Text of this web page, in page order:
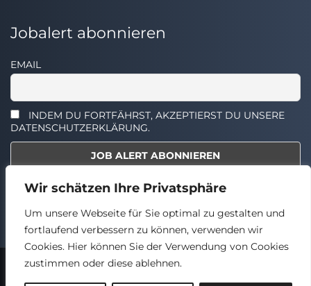
Wir schätzen Ihre Privatsphäre
Um unsere Webseite für Sie optimal zu gestalten und
fortlaufend verbessern zu können, verwenden wir
Cookies. Hier können Sie der Verwendung von Cookies
zustimmen oder diese ablehnen.
Jobalert abonnieren
EMAIL
INDEM DU FORTFÄHRST, AKZEPTIERST DU UNSERE
DATENSCHUTZERKLÄRUNG.
Select the widget you want to show.